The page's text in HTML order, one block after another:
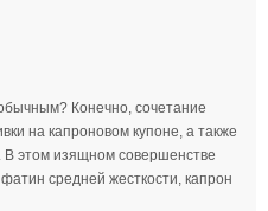
Конечно, сочетание
на капроновом купоне, а также
В этом изящном совершенстве
средней жесткости, капрон